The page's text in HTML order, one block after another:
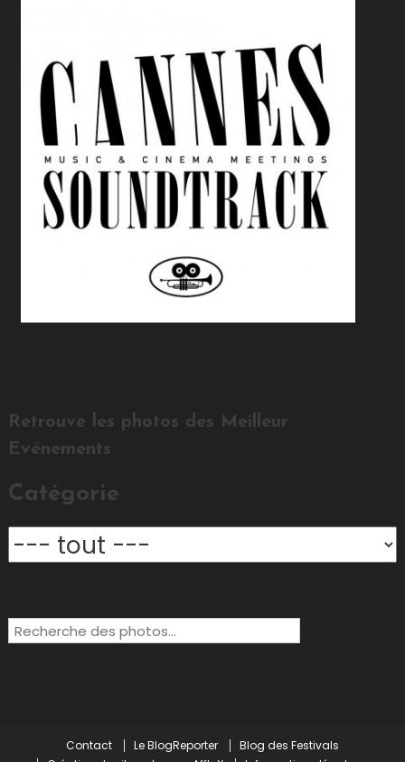
Retrouve les photos des Meilleur
Evénements
Catégorie
Rechercher:
Contact Le BlogReporter
Blog des Festivals